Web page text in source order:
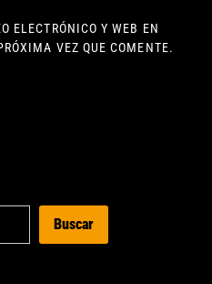
ELECTRÓNICO Y WEB EN
VEZ QUE COMENTE.
Buscar